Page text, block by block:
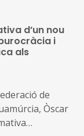
de
jornada
de
i
i reforçar
d’un nou
i
als
de
Òscar